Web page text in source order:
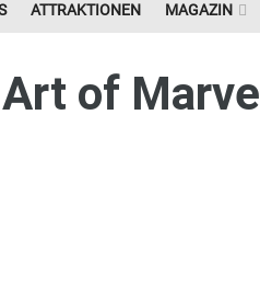
ATTRAKTIONEN MAGAZIN
of Marvel